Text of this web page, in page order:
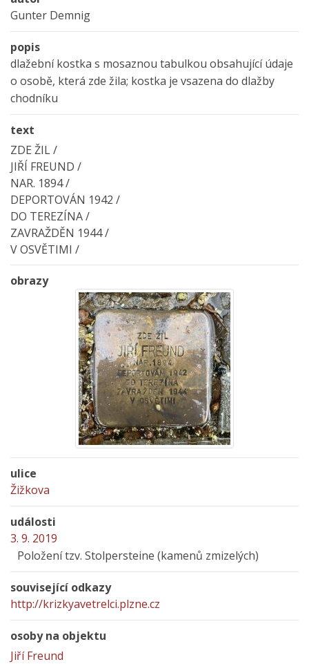
Gunter Demnig
popis
dlažební kostka s mosaznou tabulkou obsahující údaje
o osobě, která zde žila; kostka je vsazena do dlažby
chodníku
text
ZDE ŽIL /
JIŘÍ FREUND /
NAR. 1894 /
DEPORTOVÁN 1942 /
DO TEREZÍNA /
ZAVRAŽDĚN 1944 /
V OSVĚTIMI /
obrazy
ulice
Žižkova
události
3. 9. 2019
Položení tzv. Stolpersteine (kamenů zmizelých)
související odkazy
http://krizkyavetrelci.plzne.cz
osoby na objektu
Jiří Freund